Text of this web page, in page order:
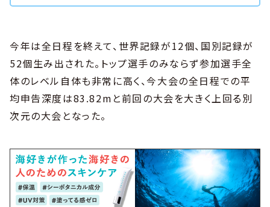
今年は全日程を終えて、世界記録が12個、国別記録が
52個生み出された。トップ選手のみならず参加選手全
体のレベル自体も非常に高く、今大会の全日程での平
均申告深度は83.82mと前回の大会を大きく上回る別
次元の大会となった。